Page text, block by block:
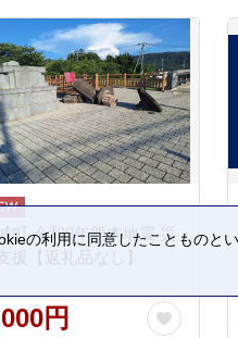
町 令和8年熊本地震 災
支援【返礼品なし】
円
の利用に同意したことものと